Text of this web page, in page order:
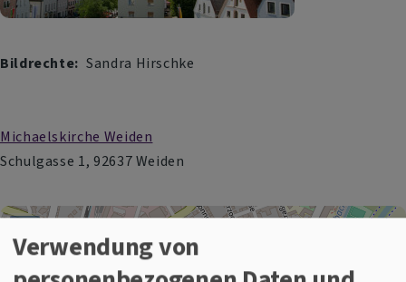
Bildrechte Sandra Hirschke
Michaelskirche Weiden
Schulgasse 1, 92637 Weiden
−
Verwendung von